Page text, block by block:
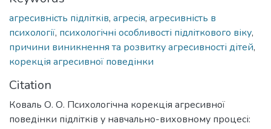
агресивність підлітків, агресія, агресивність в
психології, психологічні особливості підліткового віку,
причини виникнення та розвитку агресивності дітей,
корекція агресивної поведінки
Citation
Коваль О. О. Психологічна корекція агресивної
поведінки підлітків у навчально-виховному процесі: